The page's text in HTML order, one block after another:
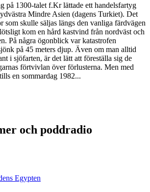
på 1300-talet f.Kr lättade ett handelsfartyg
Mindre Asien (dagens Turkiet). Det
som skulle säljas längs den vanliga färdvägen
kom en hård kastvind från nordväst och
På några ögonblick var katastrofen
på 45 meters djup. Även om man alltid
i sjöfarten, är det lätt att föreställa sig de
förtvivlan över förlusterna. Men med
en sommardag 1982...
och poddradio
Egypten